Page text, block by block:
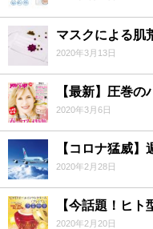
マスクによる肌
2020年3月13日
2020年3月6日
【コロナ猛威
2020年2月28日
【今話題！ヒト
2020年2月20日